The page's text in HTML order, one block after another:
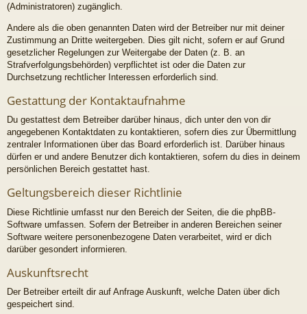
(Administratoren) zugänglich.
Andere als die oben genannten Daten wird der Betreiber nur mit deiner
Zustimmung an Dritte weitergeben. Dies gilt nicht, sofern er auf Grund
gesetzlicher Regelungen zur Weitergabe der Daten (z. B. an
Strafverfolgungsbehörden) verpflichtet ist oder die Daten zur
Durchsetzung rechtlicher Interessen erforderlich sind.
Gestattung der Kontaktaufnahme
Du gestattest dem Betreiber darüber hinaus, dich unter den von dir
angegebenen Kontaktdaten zu kontaktieren, sofern dies zur Übermittlung
zentraler Informationen über das Board erforderlich ist. Darüber hinaus
dürfen er und andere Benutzer dich kontaktieren, sofern du dies in deinem
persönlichen Bereich gestattet hast.
Geltungsbereich dieser Richtlinie
Diese Richtlinie umfasst nur den Bereich der Seiten, die die phpBB-
Software umfassen. Sofern der Betreiber in anderen Bereichen seiner
Software weitere personenbezogene Daten verarbeitet, wird er dich
darüber gesondert informieren.
Auskunftsrecht
Der Betreiber erteilt dir auf Anfrage Auskunft, welche Daten über dich
gespeichert sind.